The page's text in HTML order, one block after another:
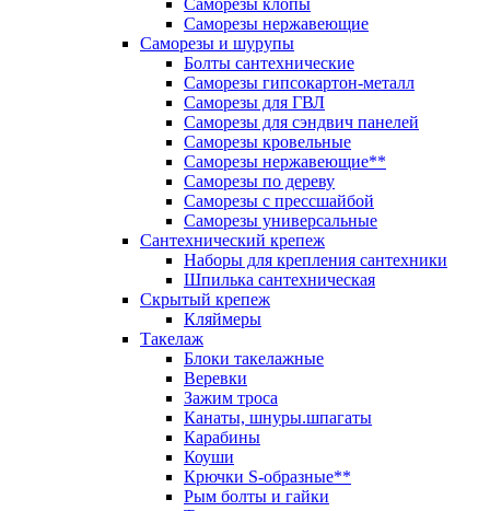
Саморезы клопы
Саморезы нержавеющие
Саморезы и шурупы
Болты сантехнические
Саморезы гипсокартон-металл
Саморезы для ГВЛ
Саморезы для сэндвич панелей
Саморезы кровельные
Саморезы нержавеющие**
Саморезы по дереву
Саморезы с прессшайбой
Саморезы универсальные
Сантехнический крепеж
Наборы для крепления сантехники
Шпилька сантехническая
Скрытый крепеж
Кляймеры
Такелаж
Блоки такелажные
Веревки
Зажим троса
Канаты, шнуры.шпагаты
Карабины
Коуши
Крючки S-образные**
Рым болты и гайки